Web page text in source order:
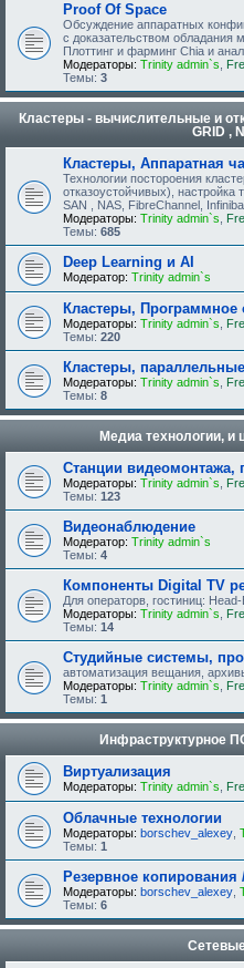
Proof Of Space
Обсуждение аппаратных
с доказательством обладания
Плоттинг и фарминг Chia и
Модераторы: Trinity admin`s
Темы: 3
Кластеры - вычислительные и
GRID ,
Кластеры, Аппаратная
Технологии постороения
отказоустойчивых), настройка
SAN , NAS, FibreChannel,
Модераторы: Trinity admin`s
Темы: 685
Deep Learning и AI
Модератор: Trinity admin`s
Кластеры, Программное
Модераторы: Trinity admin`s
Темы: 220
Кластеры,
Модераторы: Trinity admin`s
Темы: 8
Медиа технологии, и
Станции видеомонтажа,
Модераторы: Trinity admin`s
Темы: 123
Видеонаблюдение
Модератор: Trinity admin`s
Темы: 4
Компоненты Digital TV
Для операторв, гостиниц:
Модераторы: Trinity admin`s
Темы: 14
Студийные системы,
автоматизация вещания,
Модераторы: Trinity admin`s
Темы: 1
Инфраструктурное
Виртуализация
Модераторы: Trinity admin`s
Облачные технологии
Модераторы: borschev_alexey
Темы: 1
Резервное
Модераторы: borschev_alexey
Темы: 6